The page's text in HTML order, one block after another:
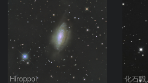
Hiroppoi 化石職